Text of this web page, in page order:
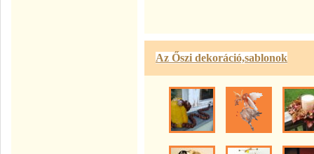
Az Őszi dekoráció,sablonok